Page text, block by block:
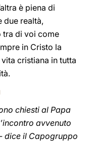
è piena di
due realtà,
tra di voi come
in Cristo la
cristiana in tutta
chiesti al Papa
avvenuto
dice il Capogruppo